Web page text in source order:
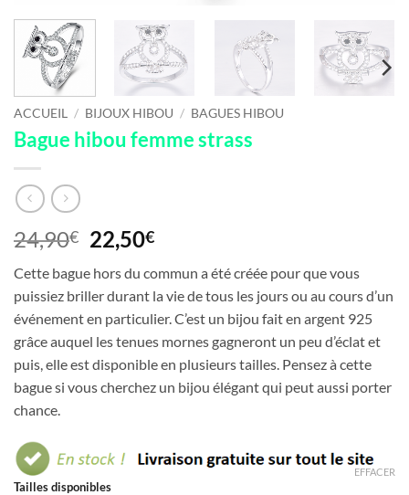
ACCUEIL / BIJOUX HIBOU / BAGUES HIBOU
Bague hibou femme strass
24,90€ Le
prix
initial
était :
24,90€.
22,50€Le
actuel
est :
22,50€.
Cette bague hors du commun a été créée pour que vous
puissiez briller durant la vie de tous les jours ou au cours d’un
événement en particulier. C’est un bijou fait en argent 925
grâce auquel les tenues mornes gagneront un peu d’éclat et
puis, elle est disponible en plusieurs tailles. Pensez à cette
bague si vous cherchez un bijou élégant qui peut aussi porter
chance.
Tailles disponibles
EFFACER